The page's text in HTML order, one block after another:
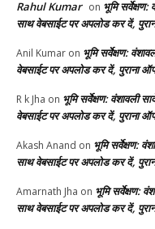
Rahul Kumar on भूमि
साथ वेबसाईट पर अपलोड कर दें,
Anil Kumar on भूमि सर्वेक्षण:
वेबसाईट पर अपलोड कर दें, पुराना
R k Jha on भूमि सर्वेक्षण: वंशावली
वेबसाईट पर अपलोड कर दें, पुराना
Akash Anand on भूमि सर्वेक्षण:
साथ वेबसाईट पर अपलोड कर दें,
Amarnath Jha on भूमि सर्वेक्षण:
साथ वेबसाईट पर अपलोड कर दें,